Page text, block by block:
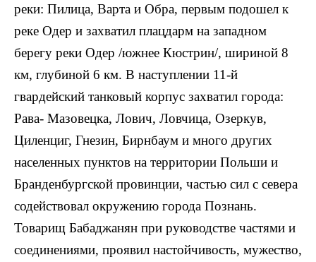
реки: Пилица, Варта и Обра, первым подошел к
реке Одер и захватил плацдарм на западном
берегу реки Одер /южнее Кюстрин/, шириной 8
км, глубиной 6 км. В наступлении 11-й
гвардейский танковый корпус захватил города:
Рава- Мазовецка, Лович, Ловчица, Озеркув,
Циленциг, Гнезин, Бирнбаум и много других
населенных пунктов на территории Польши и
Бранденбургской провинции, частью сил с севера
содействовал окружению города Познань.
Товарищ Бабаджанян при руководстве частями и
соединениями, проявил настойчивость, мужество,